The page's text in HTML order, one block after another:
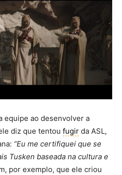
equipe ao desenvolver a
diz que tentou fugir da ASL,
“Eu me certifiquei que se
Tusken baseada na cultura e
por exemplo, que ele criou